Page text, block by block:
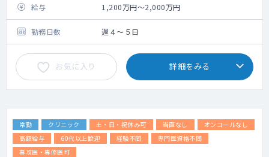
手術数：０件
給与 1,200万円～2,000万円
勤務日数 週４～５日
お気に入り 詳細をみる
常勤 クリニック 土・日・祝休み可 当直なし
オンコールなし
高額給与
60代以上歓迎 経験不問
専門医資格不問
専攻医・専修医可